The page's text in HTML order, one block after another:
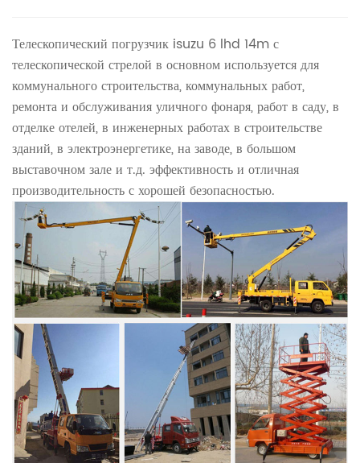
Телескопический погрузчик isuzu 6 lhd 14m с
телескопической стрелой в основном используется для
коммунального строительства, коммунальных работ,
ремонта и обслуживания уличного фонаря, работ в саду, в
отделке отелей, в инженерных работах в строительстве
зданий, в электроэнергетике, на заводе, в большом
выставочном зале и т.д. эффективность и отличная
производительность с хорошей безопасностью.